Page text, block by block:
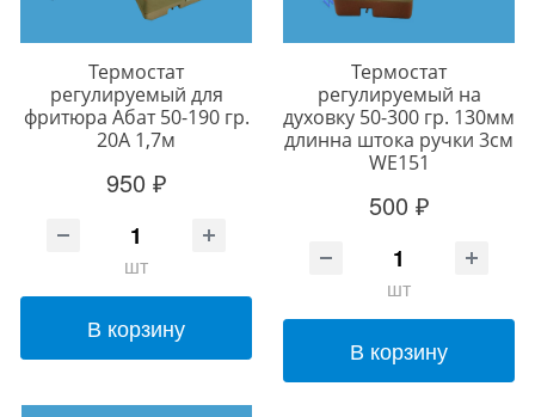
Термостат
регулируемый для
фритюра Абат 50-190 гр.
20A 1,7м
950 ₽
шт
В корзину
Термостат
регулируемый на
духовку 50-300 гр. 130мм
длинна штока ручки 3см
WE151
500 ₽
шт
В корзину